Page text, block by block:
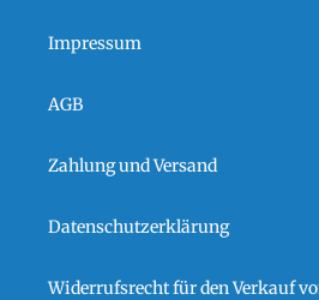
Impressum
AGB
Zahlung und Versand
Datenschutzerklärung
Widerrufsrecht für den Verkauf